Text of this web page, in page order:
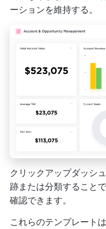
ーションを維持する。
クリックアップダッシ
跡または分類すること
確認できます。
これらのテンプレート